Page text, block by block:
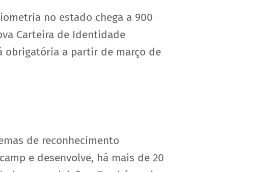
no estado chega a 900
Carteira de Identidade
obrigatória a partir de março de
de reconhecimento
e desenvolve, há mais de 20